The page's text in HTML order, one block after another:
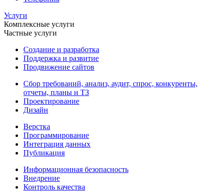
Услуги
Комплексные услуги
Частные услуги
Создание и разработка
Поддержка и развитие
Продвижение сайтов
Сбор требований, анализ, аудит, спрос, конкуренты,
отчеты, планы и ТЗ
Проектирование
Дизайн
Верстка
Программирование
Интеграция данных
Публикация
Информационная безопасность
Внедрение
Контроль качества